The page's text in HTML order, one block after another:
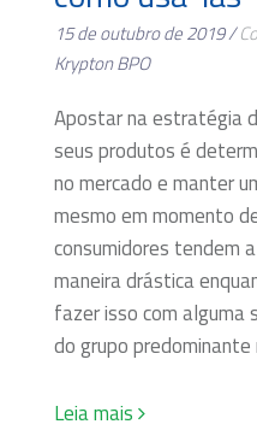
15 de outubro de 2019 /
Krypton BPO
Apostar na estratégia
seus produtos é
no mercado e manter
mesmo em momento
consumidores tendem
maneira drástica
fazer isso com alguma
do grupo
Leia mais